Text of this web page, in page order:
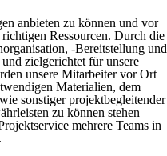
anbieten zu können und vor
Ressourcen. Durch die
-Bereitstellung und
zielgerichtet für unsere
unsere Mitarbeiter vor Ort
Materialien, dem
sonstiger projektbegleitender
zu können stehen
mehrere Teams in